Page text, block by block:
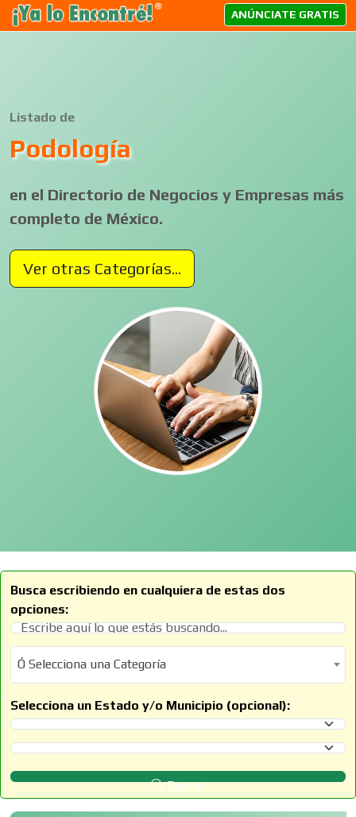
ANÚNCIATE GRATIS
Listado de
Podología
en el Directorio de Negocios y Empresas más
completo de México.
Ver otras Categorías...
Busca escribiendo en cualquiera de estas dos
opciones:
Ó Selecciona una Categoría
Ó Selecciona una Categoría
Selecciona un Estado y/o Municipio (opcional):
Selecciona un Estado
Selecciona un Municipio
Buscar